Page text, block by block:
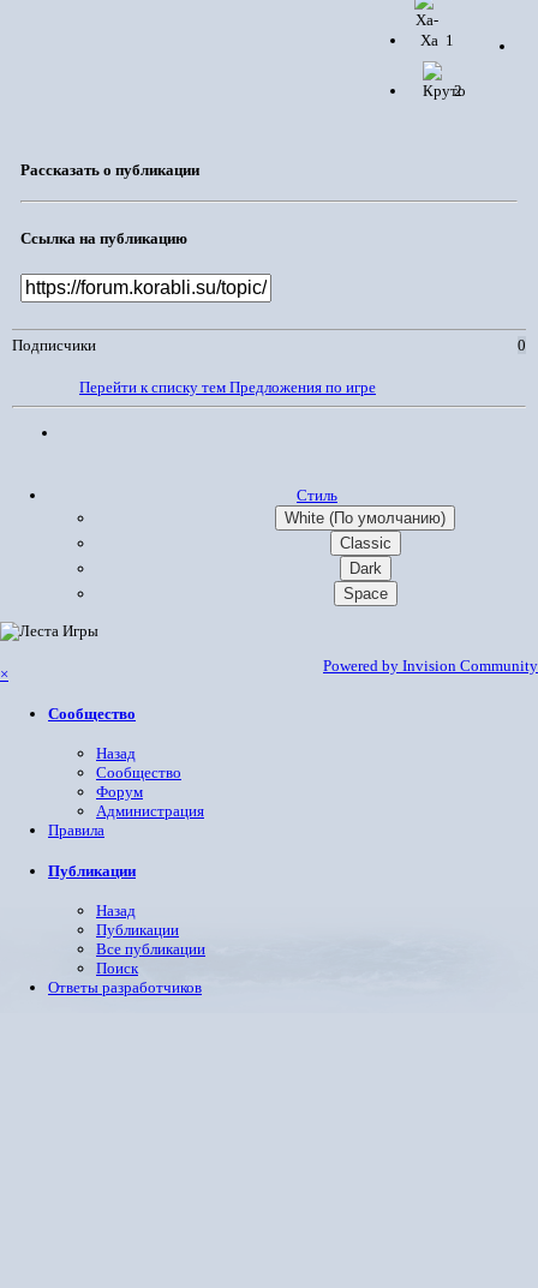
1
2
Рассказать о публикации
Ссылка на публикацию
Подписчики 0
Перейти к списку тем Предложения по игре
Стиль
White (По умолчанию)
Classic
Dark
Space
Powered by Invision Community
×
Сообщество
Назад
Сообщество
Форум
Администрация
Правила
Публикации
Назад
Публикации
Все публикации
Поиск
Ответы разработчиков